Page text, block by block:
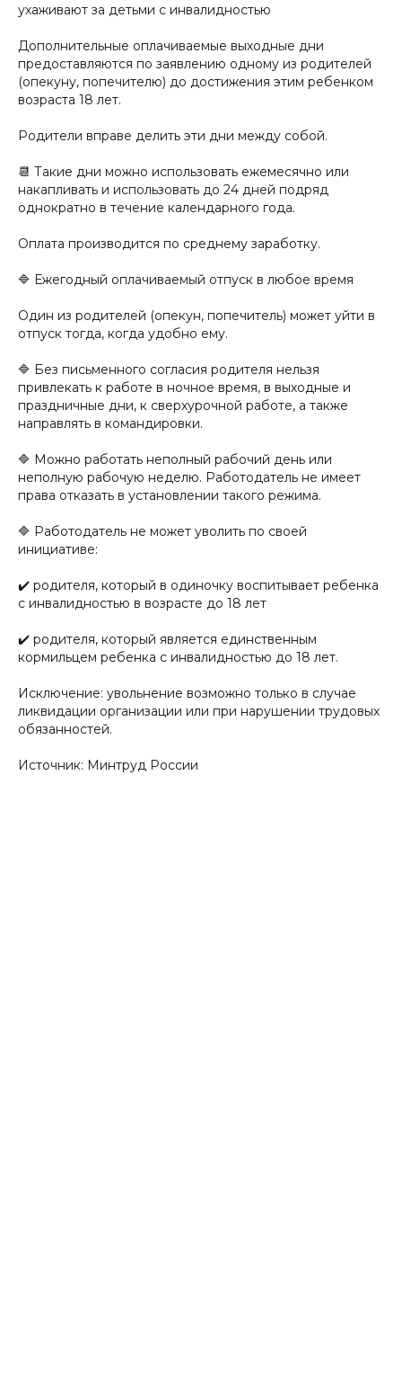
ухаживают за детьми с инвалидностью
Дополнительные оплачиваемые выходные дни
предоставляются по заявлению одному из родителей
(опекуну, попечителю) до достижения этим ребенком
возраста 18 лет.
Родители вправе делить эти дни между собой.
📆 Такие дни можно использовать ежемесячно или
накапливать и использовать до 24 дней подряд
однократно в течение календарного года.
Оплата производится по среднему заработку.
🔷 Ежегодный оплачиваемый отпуск в любое время
Один из родителей (опекун, попечитель) может уйти в
отпуск тогда, когда удобно ему.
🔷 Без письменного согласия родителя нельзя
привлекать к работе в ночное время, в выходные и
праздничные дни, к сверхурочной работе, а также
направлять в командировки.
🔷 Можно работать неполный рабочий день или
неполную рабочую неделю. Работодатель не имеет
права отказать в установлении такого режима.
🔷 Работодатель не может уволить по своей
инициативе:
✔️ родителя, который в одиночку воспитывает ребенка
с инвалидностью в возрасте до 18 лет
✔️ родителя, который является единственным
кормильцем ребенка с инвалидностью до 18 лет.
Исключение: увольнение возможно только в случае
ликвидации организации или при нарушении трудовых
обязанностей.
Источник: Минтруд России